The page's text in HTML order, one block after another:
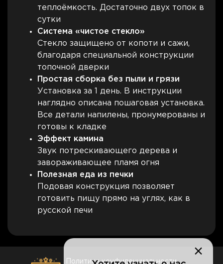
теплоёмкость. Достаточно двух топок в
сутки
Система «чистое стекло»
Стекло защищено от копоти и сажи,
благодаря специальной конструкции
топочной дверки
Простая сборка без пыли и грязи
Установка за 1 день. В инструкции
наглядно описана пошаговая установка.
Все детали напилены, пронумерованы и
готовы к кладке
Эффект камина
Звук потрескивающего дерева и
завораживающее пламя огня
Полезная еда из печки
Подовая конструкция позволяет
готовить пищу прямо на углях, как в
русской печи
Политика конфиденциальности
×